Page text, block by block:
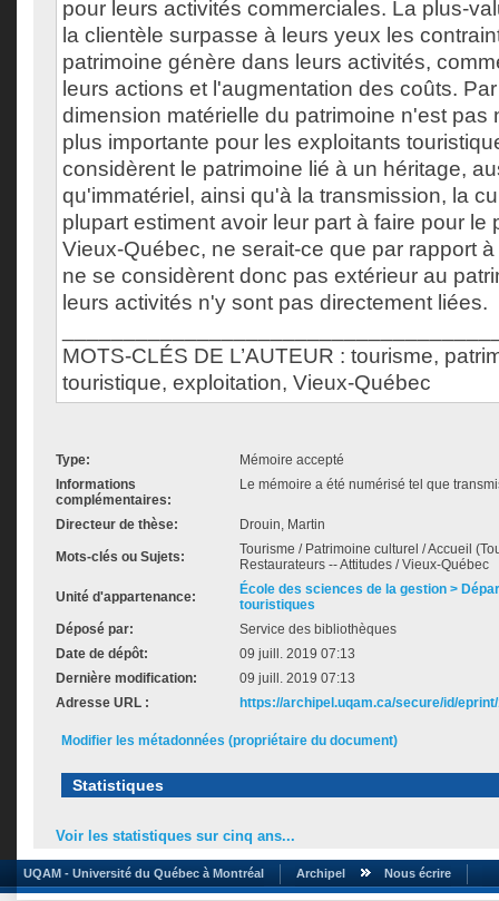
pour leurs activités commerciales. La plus-
la clientèle surpasse à leurs yeux les
patrimoine génère dans leurs activités,
leurs actions et l'augmentation des coûts.
dimension matérielle du patrimoine n'est pas
plus importante pour les exploitants
considèrent le patrimoine lié à un héritage,
qu'immatériel, ainsi qu'à la transmission, la
plupart estiment avoir leur part à faire pour le
Vieux-Québec, ne serait-ce que par rapport
ne se considèrent donc pas extérieur au
leurs activités n'y sont pas directement liées.
MOTS-CLÉS DE L’AUTEUR : tourisme,
touristique, exploitation, Vieux-Québec
Type:
Mémoire accepté
Informations
complémentaires:
Le mémoire a été numérisé tel que
Directeur de thèse: Drouin, Martin
Mots-clés ou Sujets:
Tourisme / Patrimoine culturel / Accueil
Restaurateurs -- Attitudes / Vieux-Québec
Unité d'appartenance:
École des sciences de la gestion >
touristiques
Déposé par:
Service des bibliothèques
Date de dépôt:
09 juill. 2019 07:13
Dernière modification:
09 juill. 2019 07:13
Adresse URL :
https://archipel.uqam.ca/secure/id/
Modifier les métadonnées (propriétaire du document)
Statistiques
Voir les statistiques sur cinq ans...
UQAM - Université du Québec à Montréal Archipel Nous écrire